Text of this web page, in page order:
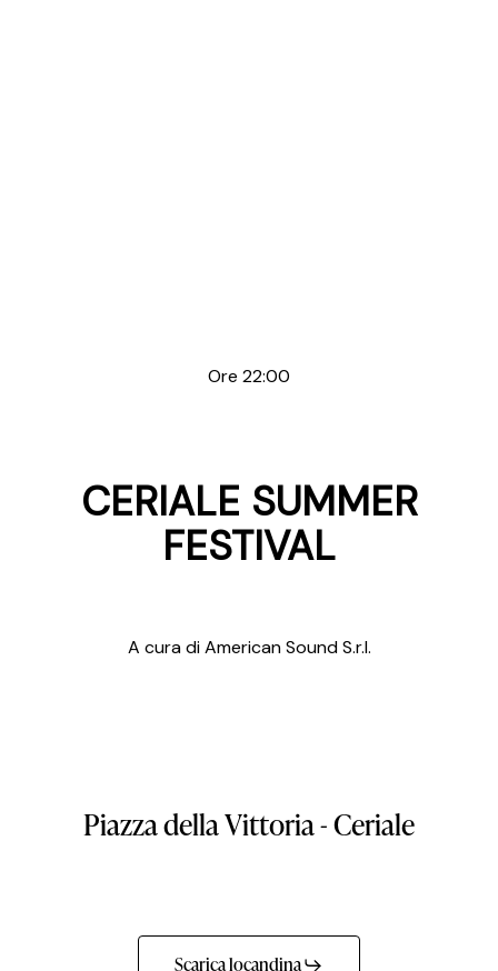
Ore 22:00
CERIALE SUMMER
FESTIVAL
A cura di American Sound S.r.l.
PiazzadellaVittoria-Ceriale
Scarica locandina